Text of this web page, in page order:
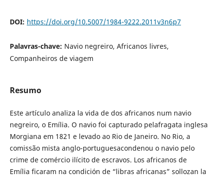
DOI: https://doi.org/10.5007/1984-9222.2011v3n6p7
Palavras-chave: Navio negreiro, Africanos livres,
Companheiros de viagem
Resumo
Este artículo analiza la vida de dos africanos num navio
negreiro, o Emília. O navio foi capturado pelafragata inglesa
Morgiana em 1821 e levado ao Rio de Janeiro. No Rio, a
comissão mista anglo-portuguesacondenou o navio pelo
crime de comércio ilícito de escravos. Los africanos de
Emília ficaram na condición de “libras africanas” sollozan la